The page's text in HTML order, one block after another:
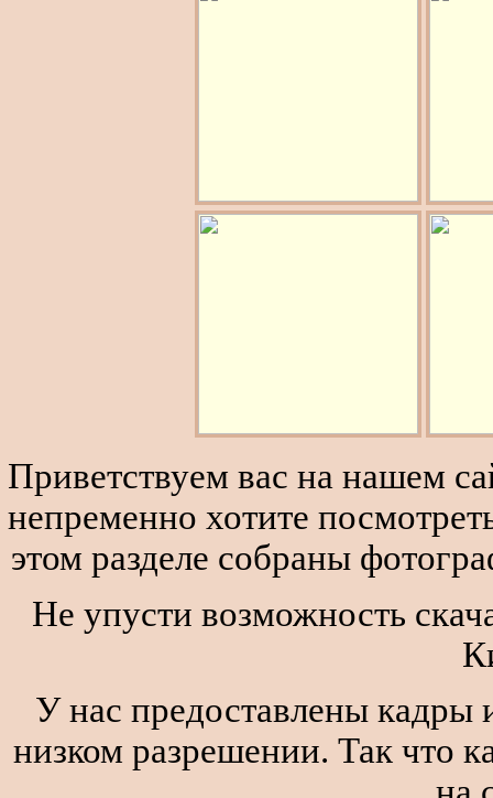
Приветствуем вас на нашем
непременно хотите
этом разделе собраны
Не упусти возможность
У нас предоставлены кадры
низком разрешении. Так что